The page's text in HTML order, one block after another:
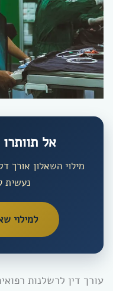
אל
מילוי השאלון אורך
נעשית
למילוי
עורך דין לרשלנות